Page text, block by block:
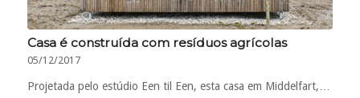
Casa é construída com resíduos agrícolas
05/12/2017
Projetada pelo estúdio Een til Een, esta casa em Middelfart,…